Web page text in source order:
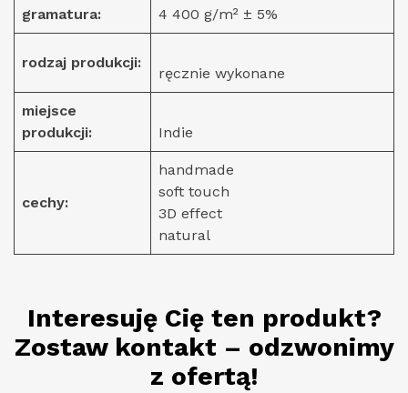
gramatura: 4 400 g/m² ± 5%
rodzaj produkcji:
ręcznie wykonane
miejsce
produkcji:
Indie
cechy:
handmade
soft touch
3D effect
natural
Interesuję Cię ten produkt?
Zostaw kontakt – odzwonimy
z ofertą!